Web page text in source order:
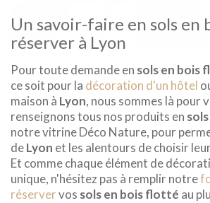
Un savoir-faire en sols en
réserver à Lyon
Pour toute demande en sols en bois
ce soit pour la décoration d'un hôtel
maison à Lyon, nous sommes là pour
renseignons tous nos produits en
notre vitrine Déco Nature, pour
deLyon et les alentours de choisir
Et comme chaque élément de
unique, n'hésitez pas à remplir notre
réservervos sols en bois flotté au